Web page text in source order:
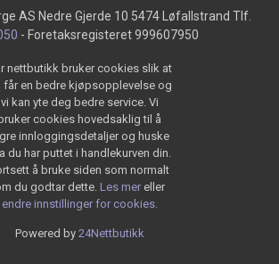
AS Nedre Gjerde 10 5474 Løfallstrand Tlf.
- Foretaksregisteret 999607950
nettbutikk bruker cookies slik at
får en bedre kjøpsopplevelse og
vi kan yte deg bedre service. Vi
bruker cookies hovedsaklig til å
innloggingsdetaljer og huske
du har puttet i handlekurven din.
å bruke siden som normalt
du godtar dette. Les mer eller
endre innstillinger for cookies.
Powered by 24Nettbutikk